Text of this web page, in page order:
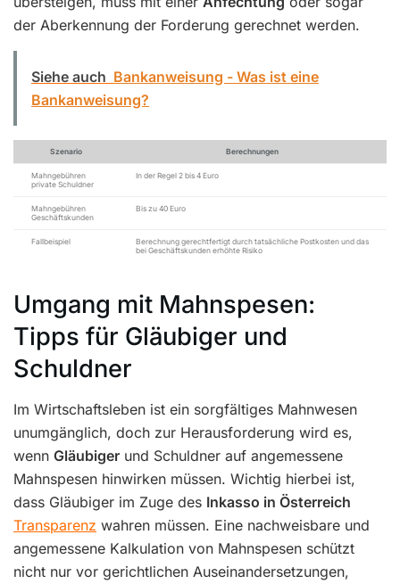
der Aberkennung der Forderung gerechnet werden.
Siehe auch Bankanweisung - Was ist eine
Bankanweisung?
Szenario Berechnungen
Mahngebühren
private Schuldner
In der Regel 2 bis 4 Euro
Mahngebühren
Geschäftskunden
Bis zu 40 Euro
Fallbeispiel
Berechnung gerechtfertigt durch tatsächliche Postkosten und das
bei Geschäftskunden erhöhte Risiko
Umgang mit Mahnspesen:
Tipps für Gläubiger und
Schuldner
Im Wirtschaftsleben ist ein sorgfältiges Mahnwesen
unumgänglich, doch zur Herausforderung wird es,
wenn Gläubiger und Schuldner auf angemessene
Mahnspesen hinwirken müssen. Wichtig hierbei ist,
dass Gläubiger im Zuge des Inkasso in Österreich
Transparenz wahren müssen. Eine nachweisbare und
angemessene Kalkulation von Mahnspesen schützt
nicht nur vor gerichtlichen Auseinandersetzungen,